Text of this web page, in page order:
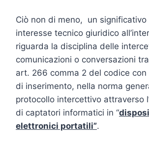
Ciò non di meno, un significativo
interesse tecnico giuridico
riguarda la disciplina delle
comunicazioni o conversazioni
art. 266 comma 2 del codice con
di inserimento, nella norma
protocollo intercettivo attraverso
di captatori informatici in “
elettronici portatili”.